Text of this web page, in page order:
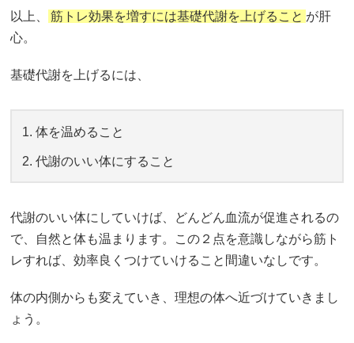
以上、 筋トレ効果を増すには基礎代謝を上げること が肝
心。
基礎代謝を上げるには、
体を温めること
代謝のいい体にすること
代謝のいい体にしていけば、どんどん血流が促進されるの
で、自然と体も温まります。この２点を意識しながら筋ト
レすれば、効率良くつけていけること間違いなしです。
体の内側からも変えていき、理想の体へ近づけていきまし
ょう。